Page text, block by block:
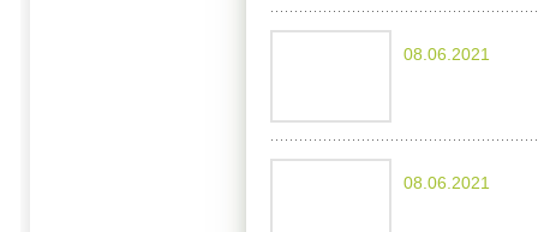
08.06.2021
08.06.2021